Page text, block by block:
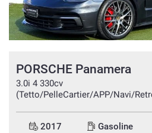
PORSCHE Panamera
3.0i 4 330cv
(Tetto/PelleCartier/APP/Navi/
2017 Gasoline